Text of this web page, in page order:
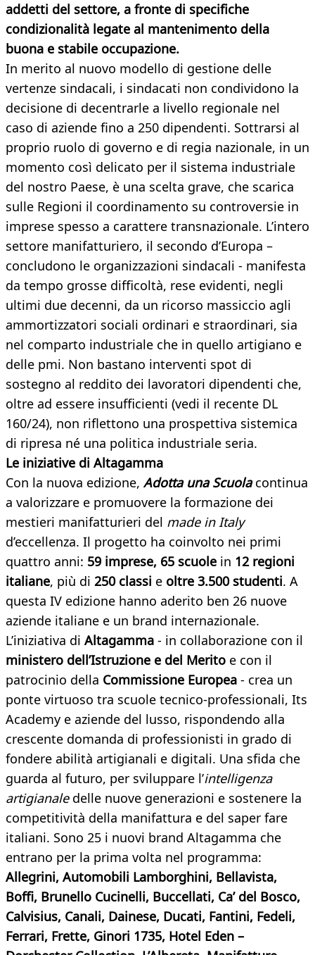
addetti del settore, a fronte di specifiche
condizionalità legate al mantenimento della
buona e stabile occupazione.
In merito al nuovo modello di gestione delle
vertenze sindacali, i sindacati non condividono la
decisione di decentrarle a livello regionale nel
caso di aziende fino a 250 dipendenti. Sottrarsi al
proprio ruolo di governo e di regia nazionale, in un
momento così delicato per il sistema industriale
del nostro Paese, è una scelta grave, che scarica
sulle Regioni il coordinamento su controversie in
imprese spesso a carattere transnazionale. L’intero
settore manifatturiero, il secondo d’Europa –
concludono le organizzazioni sindacali - manifesta
da tempo grosse difficoltà, rese evidenti, negli
ultimi due decenni, da un ricorso massiccio agli
ammortizzatori sociali ordinari e straordinari, sia
nel comparto industriale che in quello artigiano e
delle pmi. Non bastano interventi spot di
sostegno al reddito dei lavoratori dipendenti che,
oltre ad essere insufficienti (vedi il recente DL
160/24), non riflettono una prospettiva sistemica
di ripresa né una politica industriale seria.
Le iniziative di Altagamma
Con la nuova edizione, Adotta una Scuolacontinua
a valorizzare e promuovere la formazione dei
mestieri manifatturieri del made in Italy
d’eccellenza. Il progetto ha coinvolto nei primi
quattro anni: 59 imprese, 65 scuole in 12 regioni
italiane, più di 250 classi e oltre 3.500 studenti. A
questa IV edizione hanno aderito ben 26 nuove
aziende italiane e un brand internazionale.
L’iniziativa di Altagamma - in collaborazione con il
ministero dell’Istruzione e del Merito e con il
patrocinio della Commissione Europea - crea un
ponte virtuoso tra scuole tecnico-professionali, Its
Academy e aziende del lusso, rispondendo alla
crescente domanda di professionisti in grado di
fondere abilità artigianali e digitali. Una sfida che
guarda al futuro, per sviluppare l’intelligenza
artigianale delle nuove generazioni e sostenere la
competitività della manifattura e del saper fare
italiani. Sono 25 i nuovi brand Altagamma che
entrano per la prima volta nel programma:
Allegrini, Automobili Lamborghini, Bellavista,
Boffi, Brunello Cucinelli, Buccellati, Ca’ del Bosco,
Calvisius, Canali, Dainese, Ducati, Fantini, Fedeli,
Ferrari, Frette, Ginori 1735, Hotel Eden –